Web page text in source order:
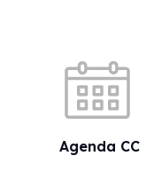
Agenda CC